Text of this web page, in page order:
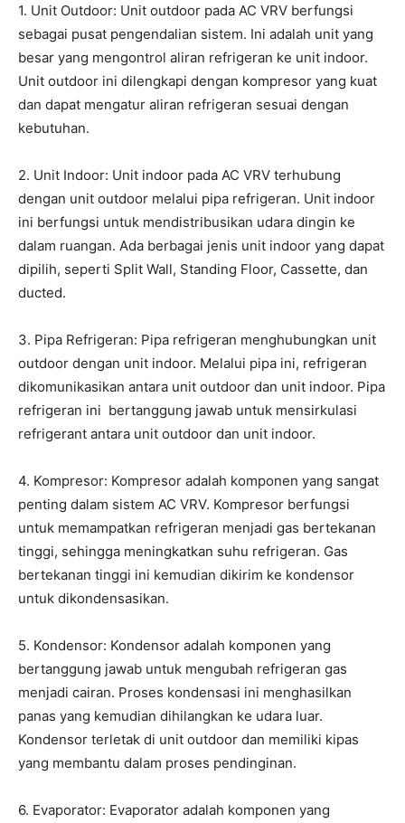
1. Unit Outdoor: Unit outdoor pada AC VRV berfungsi
sebagai pusat pengendalian sistem. Ini adalah unit yang
besar yang mengontrol aliran refrigeran ke unit indoor.
Unit outdoor ini dilengkapi dengan kompresor yang kuat
dan dapat mengatur aliran refrigeran sesuai dengan
kebutuhan.
2. Unit Indoor: Unit indoor pada AC VRV terhubung
dengan unit outdoor melalui pipa refrigeran. Unit indoor
ini berfungsi untuk mendistribusikan udara dingin ke
dalam ruangan. Ada berbagai jenis unit indoor yang dapat
dipilih, seperti Split Wall, Standing Floor, Cassette, dan
ducted.
3. Pipa Refrigeran: Pipa refrigeran menghubungkan unit
outdoor dengan unit indoor. Melalui pipa ini, refrigeran
dikomunikasikan antara unit outdoor dan unit indoor. Pipa
refrigeran ini bertanggung jawab untuk mensirkulasi
refrigerant antara unit outdoor dan unit indoor.
4. Kompresor: Kompresor adalah komponen yang sangat
penting dalam sistem AC VRV. Kompresor berfungsi
untuk memampatkan refrigeran menjadi gas bertekanan
tinggi, sehingga meningkatkan suhu refrigeran. Gas
bertekanan tinggi ini kemudian dikirim ke kondensor
untuk dikondensasikan.
5. Kondensor: Kondensor adalah komponen yang
bertanggung jawab untuk mengubah refrigeran gas
menjadi cairan. Proses kondensasi ini menghasilkan
panas yang kemudian dihilangkan ke udara luar.
Kondensor terletak di unit outdoor dan memiliki kipas
yang membantu dalam proses pendinginan.
6. Evaporator: Evaporator adalah komponen yang